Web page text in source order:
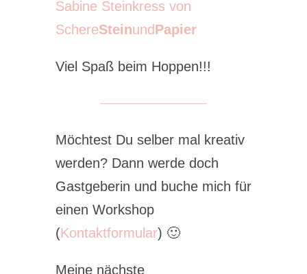
Sabine Steinkress von
SchereSteinundPapier
Viel Spaß beim Hoppen!!!
Möchtest Du selber mal kreativ
werden? Dann werde doch
Gastgeberin und buche mich für
einen Workshop
(Kontaktformular) 🙂
Meine nächste